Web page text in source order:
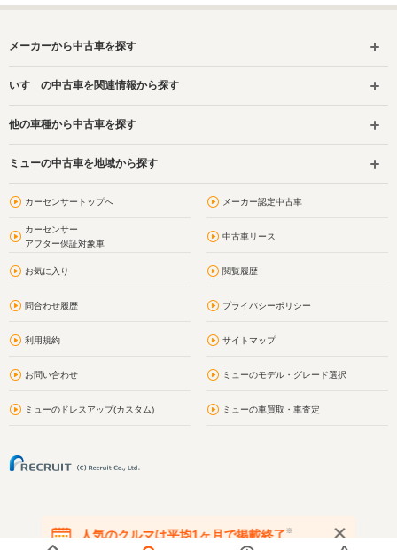
メーカーから中古車を探す
いすゞの中古車を関連情報から探す
他の車種から中古車を探す
ミューの中古車を地域から探す
カーセンサートップへ メーカー認定中古車
カーセンサー
アフター保証対象車
中古車リース
お気に入り 閲覧履歴
問合わせ履歴 プライバシーポリシー
利用規約 サイトマップ
お問い合わせ ミューのモデル・グレード選択
ミューのドレスアップ(カスタム) ミューの車買取・車査定
人気のクルマは平均1ヶ月で掲載終了※